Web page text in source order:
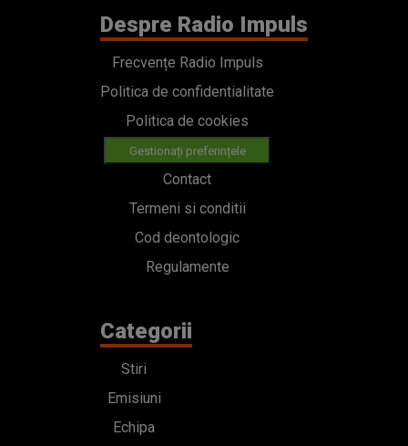
Despre Radio Impuls
Frecvențe Radio Impuls
Politica de confidentialitate
Politica de cookies
Gestionați preferințele
Contact
Termeni si conditii
Cod deontologic
Regulamente
Categorii
Stiri
Emisiuni
Echipa